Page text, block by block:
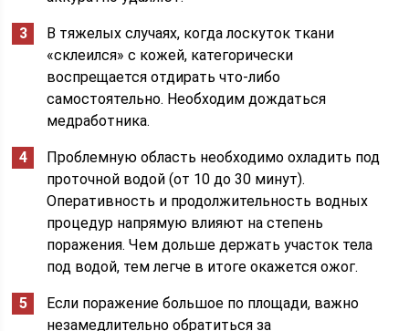
В тяжелых случаях, когда лоскуток ткани
«склеился» с кожей, категорически
воспрещается отдирать что-либо
самостоятельно. Необходим дождаться
медработника.
Проблемную область необходимо охладить под
проточной водой (от 10 до 30 минут).
Оперативность и продолжительность водных
процедур напрямую влияют на степень
поражения. Чем дольше держать участок тела
под водой, тем легче в итоге окажется ожог.
Если поражение большое по площади, важно
незамедлительно обратиться за